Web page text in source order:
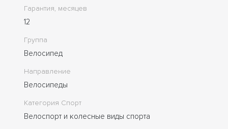
Гарантия, месяцев
12
Группа
Велосипед
Направление
Велосипеды
Категория Спорт
Велоспорт и колесные виды спорта